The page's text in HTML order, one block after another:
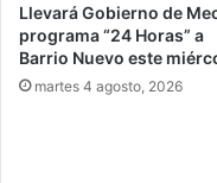
Llevará Gobierno de
programa “24 Horas” a
Barrio Nuevo este
martes 4 agosto, 2026